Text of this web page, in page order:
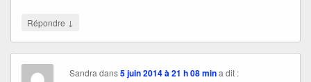
Répondre ↓
Sandra dans5 juin 2014 à 21 h 08 min a dit :